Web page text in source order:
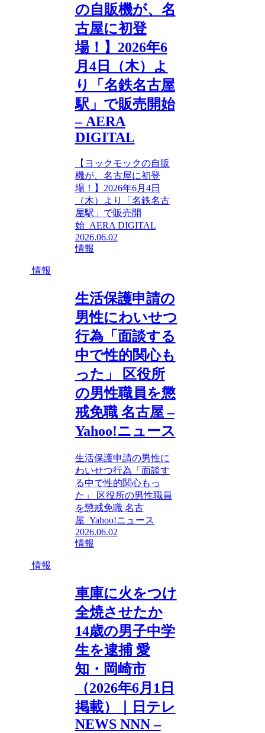
の自販機が、名
古屋に初登
場！】2026年6
月4日（木）よ
り「名鉄名古屋
駅」で販売開始
– AERA
DIGITAL
【ヨックモックの自販
機が、名古屋に初登
場！】2026年6月4日
（木）より「名鉄名古
屋駅」で販売開
始 AERA DIGITAL
2026.06.02
情報
情報
生活保護申請の
男性にわいせつ
行為「面談する
中で性的関心も
った」 区役所
の男性職員を懲
戒免職 名古屋 –
Yahoo!ニュース
生活保護申請の男性に
わいせつ行為「面談す
る中で性的関心もっ
た」 区役所の男性職員
を懲戒免職 名古
屋 Yahoo!ニュース
2026.06.02
情報
情報
車庫に火をつけ
全焼させたか
14歳の男子中学
生を逮捕 愛
知・岡崎市
（2026年6月1日
掲載）｜日テレ
NEWS NNN –